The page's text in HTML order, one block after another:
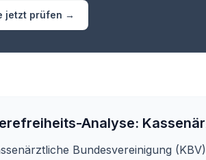
jetzt prüfen →
Analyse:
Bundesvereinigung